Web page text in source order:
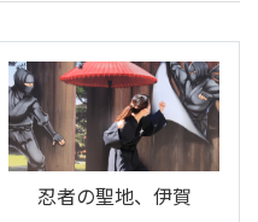
忍者の聖地、伊賀